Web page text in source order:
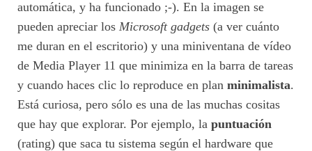
automática, y ha funcionado ;-). En la imagen se
pueden apreciar los Microsoft gadgets (a ver cuánto
me duran en el escritorio) y una miniventana de vídeo
de Media Player 11 que minimiza en la barra de tareas
y cuando haces clic lo reproduce en plan minimalista.
Está curiosa, pero sólo es una de las muchas cositas
que hay que explorar. Por ejemplo, la puntuación
(rating) que saca tu sistema según el hardware que